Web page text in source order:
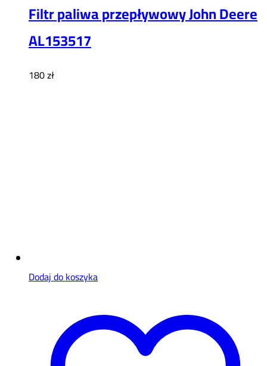
Filtr paliwa przepływowy John Deere
AL153517
180zł
Dodaj do koszyka